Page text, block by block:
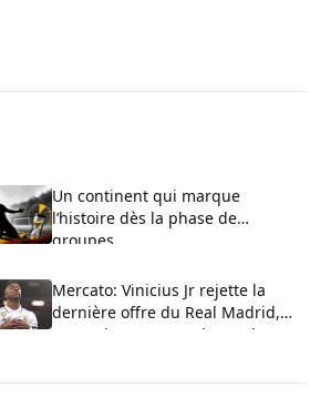
Un continent qui marque
l’histoire dès la phase de
groupes
Mercato: Vinicius Jr rejette la
dernière offre du Real Madrid,
Arsenal reste en embuscade